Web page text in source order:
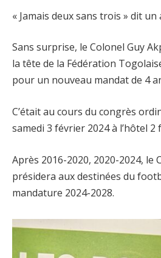
« Jamais deux sans trois » dit
Sans surprise, le Colonel Guy
la tête de la Fédération
pour un nouveau mandat de 4
C’était au cours du congrès
samedi 3 février 2024 à l’hôtel 2
Après 2016-2020, 2020-2024, le
présidera aux destinées du
mandature 2024-2028.